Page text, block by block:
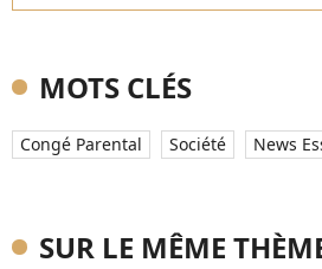
MOTS CLÉS
Congé Parental Société News
SUR LE MÊME